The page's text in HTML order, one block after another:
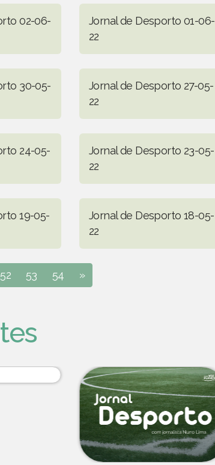
02-06-
Jornal de Desporto 01-06-
22
30-05-
Jornal de Desporto 27-05-
22
24-05-
Jornal de Desporto 23-05-
22
19-05-
Jornal de Desporto 18-05-
22
52 53 54 »